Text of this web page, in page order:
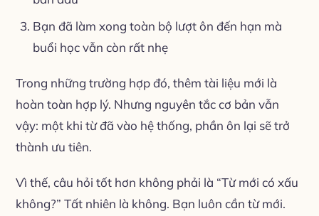
Bạn đã làm xong toàn bộ lượt ôn đến hạn mà
buổi học vẫn còn rất nhẹ
Trong những trường hợp đó, thêm tài liệu mới là
hoàn toàn hợp lý. Nhưng nguyên tắc cơ bản vẫn
vậy: một khi từ đã vào hệ thống, phần ôn lại sẽ trở
thành ưu tiên.
Vì thế, câu hỏi tốt hơn không phải là “Từ mới có xấu
không?” Tất nhiên là không. Bạn luôn cần từ mới.